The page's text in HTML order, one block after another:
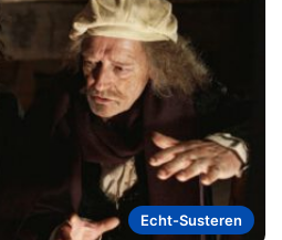
Echt-Susteren